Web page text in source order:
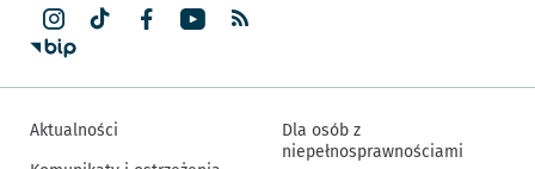
Aktualności
Dla osób z
niepełnosprawnościami